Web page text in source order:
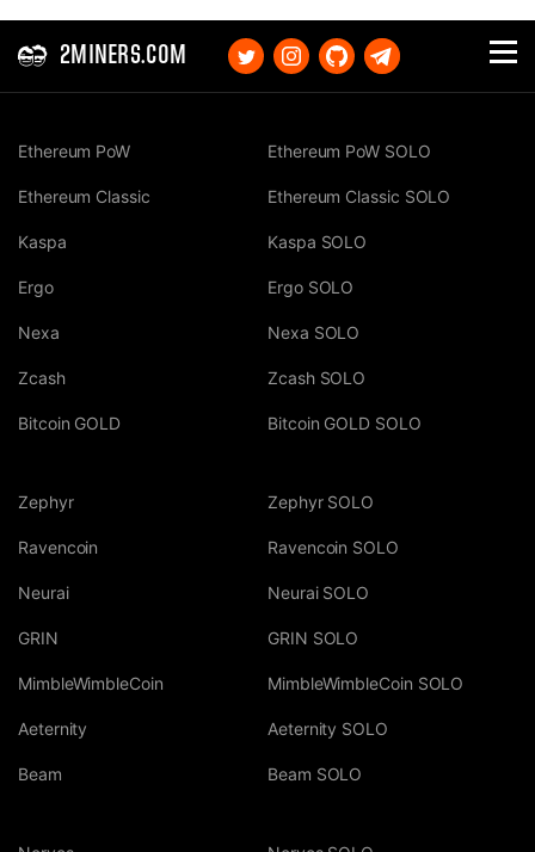
2MINERS.COM
Ethereum PoW
Ethereum Classic
Kaspa
Ergo
Nexa
Zcash
Bitcoin GOLD
Ethereum PoW SOLO
Ethereum Classic SOLO
Kaspa SOLO
Ergo SOLO
Nexa SOLO
Zcash SOLO
Bitcoin GOLD SOLO
Zephyr
Ravencoin
Neurai
GRIN
MimbleWimbleCoin
Aeternity
Beam
Zephyr SOLO
Ravencoin SOLO
Neurai SOLO
GRIN SOLO
MimbleWimbleCoin SOLO
Aeternity SOLO
Beam SOLO